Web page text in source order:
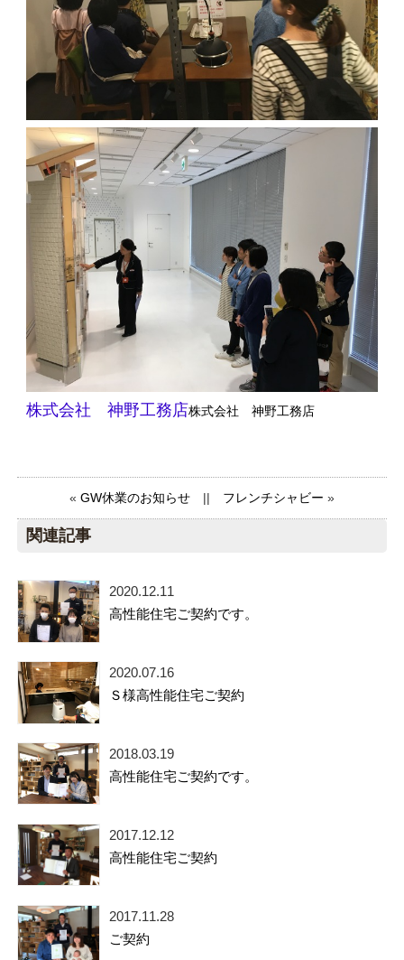
株式会社 神野工務店株式会社 神野工務店
« GW休業のお知らせ|| フレンチシャビー »
関連記事
2020.12.11
高性能住宅ご契約です。
2020.07.16
Ｓ様高性能住宅ご契約
2018.03.19
高性能住宅ご契約です。
2017.12.12
高性能住宅ご契約
2017.11.28
ご契約